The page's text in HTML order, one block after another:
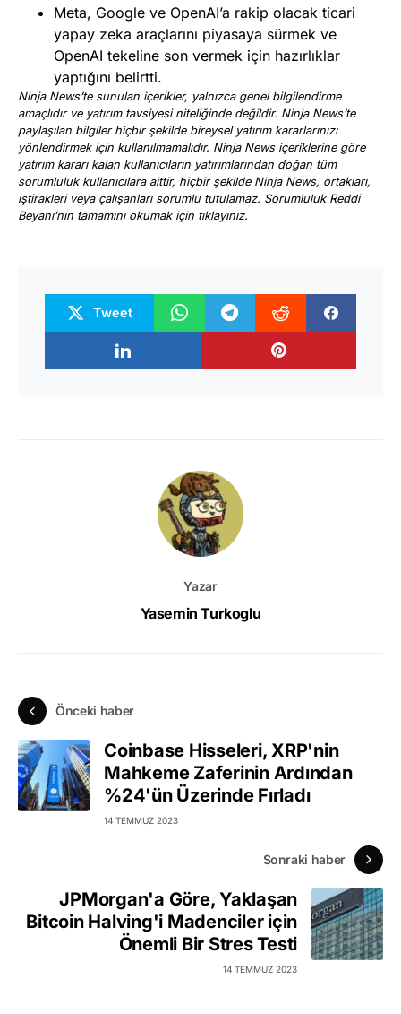
Meta, Google ve OpenAI’a rakip olacak ticari
yapay zeka araçlarını piyasaya sürmek ve
OpenAI tekeline son vermek için hazırlıklar
yaptığını belirtti.
Ninja News’te sunulan içerikler, yalnızca genel bilgilendirme
amaçlıdır ve yatırım tavsiyesi niteliğinde değildir. Ninja News’te
paylaşılan bilgiler hiçbir şekilde bireysel yatırım kararlarınızı
yönlendirmek için kullanılmamalıdır. Ninja News içeriklerine göre
yatırım kararı kalan kullanıcıların yatırımlarından doğan tüm
sorumluluk kullanıcılara aittir, hiçbir şekilde Ninja News, ortakları,
iştirakleri veya çalışanları sorumlu tutulamaz. Sorumluluk Reddi
Beyanı’nın tamamını okumak için tıklayınız.
Tweet
Yazar
Yasemin Turkoglu
Önceki haber
Coinbase Hisseleri, XRP'nin
Mahkeme Zaferinin Ardından
%24'ün Üzerinde Fırladı
14 TEMMUZ 2023
Sonraki haber
JPMorgan'a Göre, Yaklaşan
Bitcoin Halving'i Madenciler için
Önemli Bir Stres Testi
14 TEMMUZ 2023